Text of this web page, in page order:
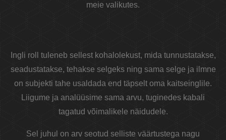
meie valikutes.
Ingli roll tuleneb sellest kohalolekust, mida tunnustatakse,
seadustatakse, tehakse selgeks ning sama selge ja ilmne
on subjekti tahe usaldada end täpselt oma kaitseinglile.
Liigume ja analüüsime sama arvu, tuginedes kabali
tagatud võimalikele näidudele.
Sel juhul on arv seotud selliste väärtustega nagu